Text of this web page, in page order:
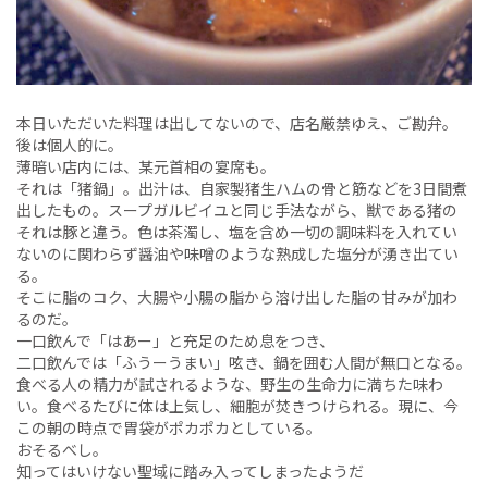
本日いただいた料理は出してないので、店名厳禁ゆえ、ご勘弁。
後は個人的に。
薄暗い店内には、某元首相の宴席も。
それは「猪鍋」。出汁は、自家製猪生ハムの骨と筋などを3日間煮
出したもの。スープガルビイユと同じ手法ながら、獣である猪の
それは豚と違う。色は茶濁し、塩を含め一切の調味料を入れてい
ないのに関わらず醤油や味噌のような熟成した塩分が湧き出てい
る。
そこに脂のコク、大腸や小腸の脂から溶け出した脂の甘みが加わ
るのだ。
一口飲んで「はあー」と充足のため息をつき、
二口飲んでは「ふうーうまい」呟き、鍋を囲む人間が無口となる。
食べる人の精力が試されるような、野生の生命力に満ちた味わ
い。食べるたびに体は上気し、細胞が焚きつけられる。現に、今
この朝の時点で胃袋がポカポカとしている。
おそるべし。
知ってはいけない聖域に踏み入ってしまったようだ